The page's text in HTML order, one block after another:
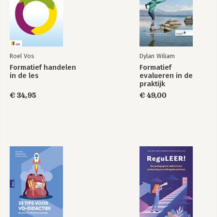
Waarom we intelligentietesten blijven gebruiken: goede maar
geen absolute voorspellers 83
1.6. Cognitieve ontwikkeling: wanneer begrijpen we wat? 85
Waarom je in dit hoofdstuk geen fases vindt 86
Het belang van de anderen bij cognitieve ontwikkeling 90
Enkele uitgangspunten van de dynamische systeemtheorie 91
1.7. Taalontwikkeling: van brabbelen tot … 97
Is taal aangeleerd of aangeboren? 97
Het brabbelen van de baby, de prelinguïstische fase 100
1.8. Lichamelijke ontwikkeling: enorme veranderingen 108
De invloed van de omgeving voor de geboorte 108
De snelste evolutie tijdens de eerste twee levensjaren 110
De lichamelijke ontwikkeling van de peuters en kleuters 114
De lichamelijke ontwikkeling bij het basisschoolkind 115
De puberteit 116
1.9. Let’s talk about seksuele ontwikkeling 120
Roel Vos
Formatief handelen
in de les
€ 34,95
Dylan Wiliam
Formatief
evalueren in de
praktijk
€ 49,00